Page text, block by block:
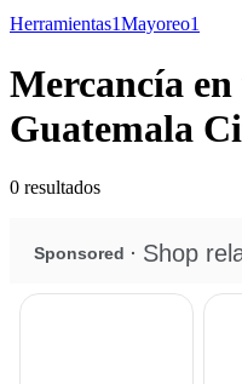
Herramientas1Mayoreo1
Mercancía en
Guatemala
0 resultados